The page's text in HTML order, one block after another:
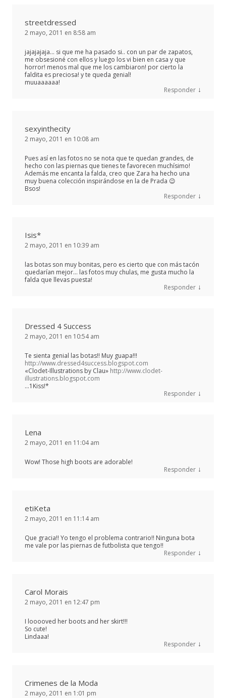
streetdressed
2 mayo, 2011 en 8:58 am
jajajajaja… si que me ha pasado si.. con un par de zapatos,
me obsesioné con ellos y luego los vi bien en casa y que
horror! menos mal que me los cambiaron! por cierto la
faldita es preciosa! y te queda genial!
muuaaaaaa!
Responder ↓
sexyinthecity
2 mayo, 2011 en 10:08 am
Pues así en las fotos no se nota que te quedan grandes, de
hecho con las piernas que tienes te favorecen muchísimo!
Además me encanta la falda, creo que Zara ha hecho una
muy buena colección inspirándose en la de Prada 😉
Bsos!
Responder ↓
Isis*
2 mayo, 2011 en 10:39 am
las botas son muy bonitas, pero es cierto que con más tacón
quedarían mejor… las fotos muy chulas, me gusta mucho la
falda que llevas puesta!
Responder ↓
Dressed 4 Success
2 mayo, 2011 en 10:54 am
Te sienta genial las botas!! Muy guapa!!!
http://www.dressed4success.blogspot.com
«Clodet-Illustrations by Clau» http://www.clodet-
illustrations.blogspot.com
…1Kiss!*
Responder ↓
Lena
2 mayo, 2011 en 11:04 am
Wow! Those high boots are adorable!
Responder ↓
etiKeta
2 mayo, 2011 en 11:14 am
Que gracia!! Yo tengo el problema contrario!! Ninguna bota
me vale por las piernas de futbolista que tengo!!
Responder ↓
Carol Morais
2 mayo, 2011 en 12:47 pm
I looooved her boots and her skirt!!!
So cute!
Lindaaa!
Responder ↓
Crimenes de la Moda
2 mayo, 2011 en 1:01 pm